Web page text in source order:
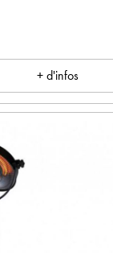
+ d'infos